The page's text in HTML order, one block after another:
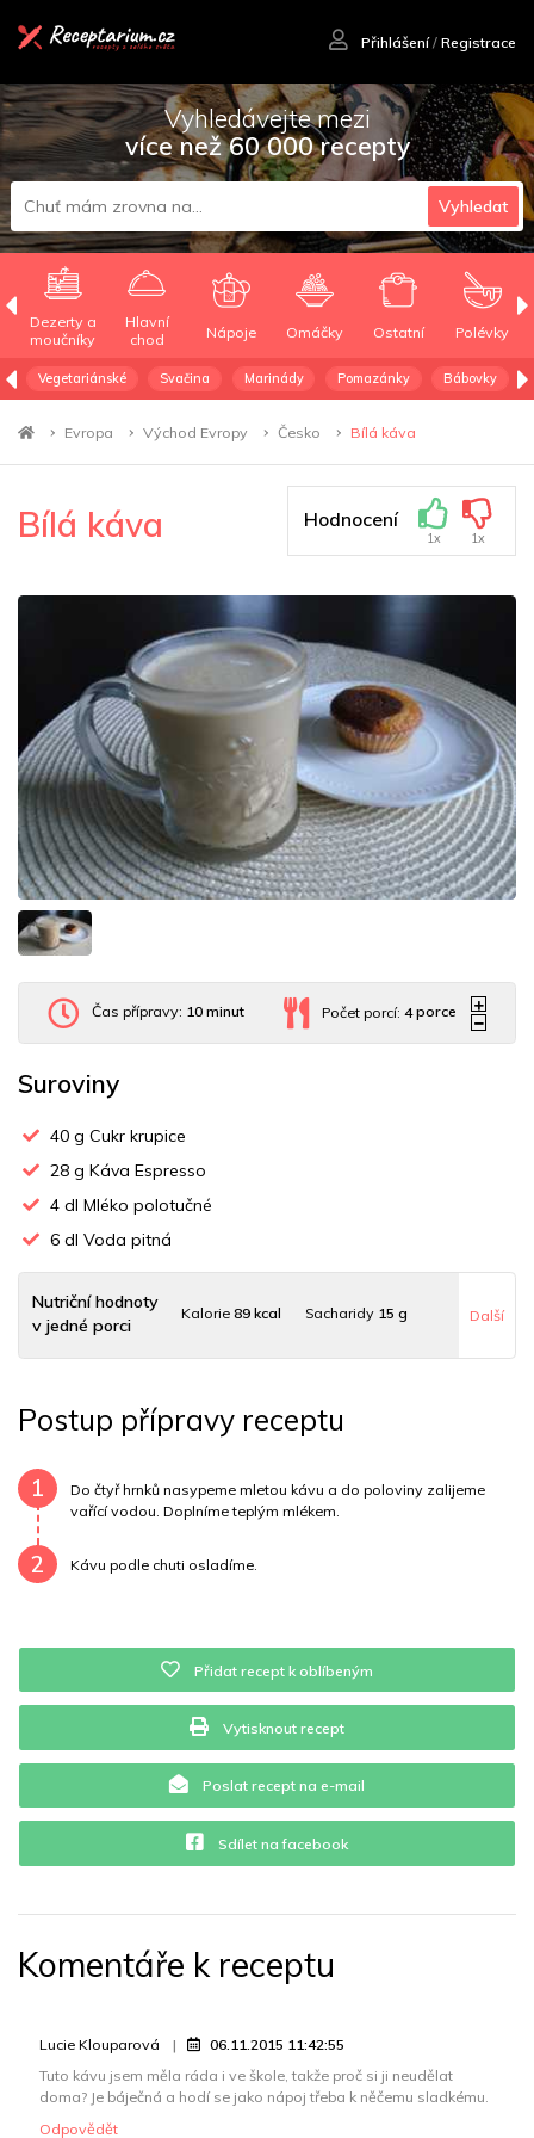
Přihlášení/ Registrace
Vyhledávejte mezi
více než 60 000 recepty
Vyhledat
Dezerty a
moučníky
Hlavní
chod
Nápoje Omáčky Ostatní Polévky
Vegetariánské Svačina Marinády Pomazánky Bábovky
Evropa Východ Evropy Česko Bílá káva
Bílá káva Hodnocení
1x 1x
Čas přípravy: 10 minut Počet porcí:4 porce
Suroviny
40 g Cukr krupice
28 g Káva Espresso
4 dl Mléko polotučné
6 dl Voda pitná
Nutriční hodnoty
v jedné porci
Kalorie89 kcal Sacharidy 15 g
Uhlovodany 10 g Cholesterol10 mg
Draslík 8.3 mg 0 mg Vitamín A 0 mg
Vitamín C
Další
Postup přípravy receptu
1
Do čtyř hrnků nasypeme mletou kávu a do poloviny zalijeme
vařící vodou. Doplníme teplým mlékem.
2 Kávu podle chuti osladíme.
Přidat recept k oblíbeným
Vytisknout recept
Poslat recept na e-mail
Sdílet na facebook
Komentáře k receptu
Lucie Klouparová
06.11.2015 11:42:55
Tuto kávu jsem měla ráda i ve škole, takže proč si ji neudělat
doma? Je báječná a hodí se jako nápoj třeba k něčemu sladkému.
Odpovědět